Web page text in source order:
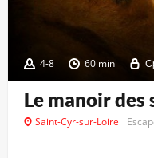
4-8 60 min
Le manoir des
Saint-Cyr-sur-Loire